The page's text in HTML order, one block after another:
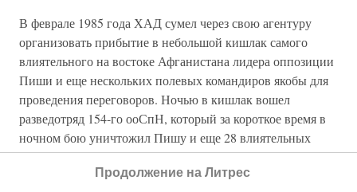
В феврале 1985 года ХАД сумел через свою агентуру
организовать прибытие в небольшой кишлак самого
влиятельного на востоке Афганистана лидера оппозиции
Пиши и еще нескольких полевых командиров якобы для
проведения переговоров. Ночью в кишлак вошел
разведотряд 154-го ооСпН, который за короткое время в
ночном бою уничтожил Пишу и еще 28 влиятельных
полевых командиров вместе с их охраной. В результате
этой дерзкой операции на целый месяц деятельность
Продолжение на Литрес